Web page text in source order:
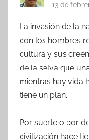
13 de
La invasión de la
con los hombres
cultura y sus
de la selva que
mientras hay vida
tiene un plan.
Por suerte o por
civilización hace